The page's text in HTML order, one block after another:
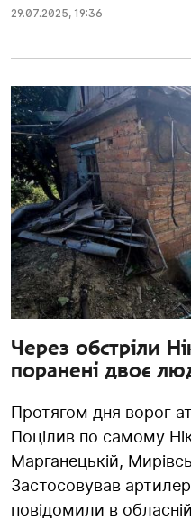
29.07.2025, 19:36
Через обстріли
поранені двоє
Протягом дня ворог
Поцілив по самому
Марганецькій,
Застосовував
повідомили в